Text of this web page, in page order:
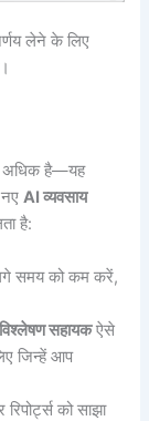
लेने के लिए
अधिक है—यह
नएAI व्यवसाय
है:
समय को कम करें,
सहायकऐसे
जिन्हें आप
को साझा